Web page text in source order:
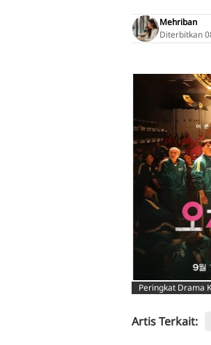
Mehriban
Diterbitkan
Peringkat Drama
Artis Terkait: